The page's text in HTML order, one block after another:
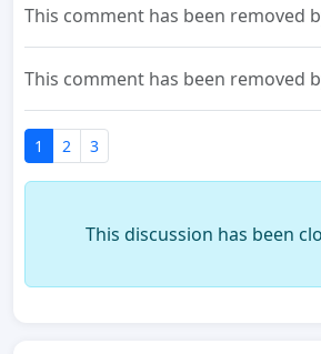
This comment has been removed
This comment has been removed
1 2 3
This discussion has been